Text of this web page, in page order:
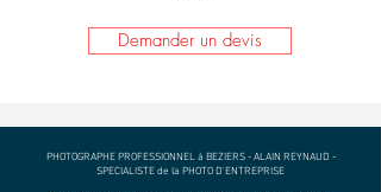
Demander un devis
PHOTOGRAPHE PROFESSIONNEL à BEZIERS - ALAIN REYNAUD -
SPECIALISTE de la PHOTO D'ENTREPRISE